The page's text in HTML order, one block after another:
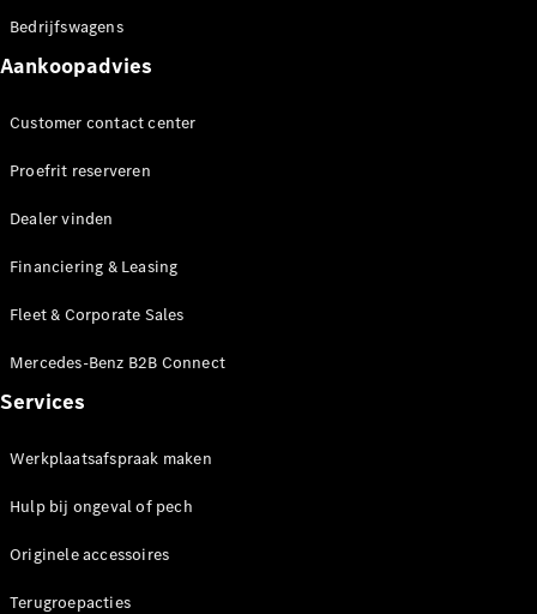
Alle Estates
Shooting
CLA
Brake
Estate
E-Klasse
Estate
E-Klasse
All-Terrain
Configurator
Benz Store
Hatchback
Bedrijfswagens
Aankoopadvies
Customer contact center
Proefrit reserveren
Dealer vinden
Financiering & Leasing
Fleet & Corporate Sales
Mercedes-Benz B2B Connect
Services
Werkplaatsafspraak maken
Hulp bij ongeval of pech
Originele accessoires
Terugroepacties